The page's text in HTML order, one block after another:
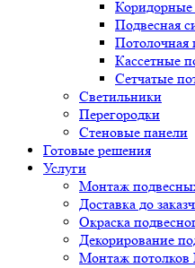
Коридорные
Подвесная
Потолочная
Кассетные
Сетчатые
Светильники
Перегородки
Стеновые панели
Готовые решения
Услуги
Монтаж
Доставка до
Окраска
Декорирование
Монтаж потолков